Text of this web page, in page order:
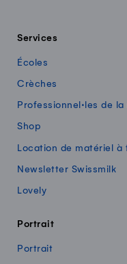
Services
Écoles
Crèches
Professionnel·les de
Shop
Location de matériel
Newsletter Swissmilk
Lovely
Portrait
Portrait